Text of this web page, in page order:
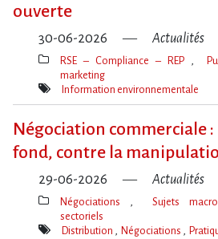
ouverte
30-06-2026 Actualités
Thèmes(s)
RSE – Compliance – REP
marketing
Mot(s)-
Information environnementale
Négociation commerciale
fond, contre la
29-06-2026 Actualités
Thèmes(s)
Négociations
Sujets
sectoriels
Distribution Négociations